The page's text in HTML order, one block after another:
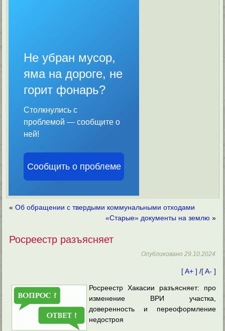
Не убран мусор,
яма на дороге, не
горит фонарь?
Столкнулись с
проблемой — сообщите о
ней!
Сообщить о проблеме
«Об обращении с твердыми коммунальными отходами
«Старые» документы на землю »
Росреестр разъясняет
Опубликовано 29.10.2024
[ A+ ] /[ A- ]
Росреестр Хакасии разъясняет: про
изменение ВРИ участка,
доверенность и переоформление
недостроя